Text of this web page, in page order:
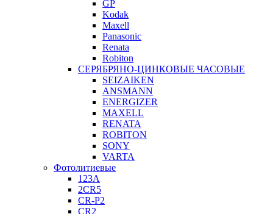
GP
Kodak
Maxell
Panasonic
Renata
Robiton
СЕРЯБРЯНО-ЦИНКОВЫЕ ЧАСОВЫЕ
SEIZAIKEN
ANSMANN
ENERGIZER
MAXELL
RENATA
ROBITON
SONY
VARTA
Фотолитиевые
123A
2CR5
CR-P2
CR2